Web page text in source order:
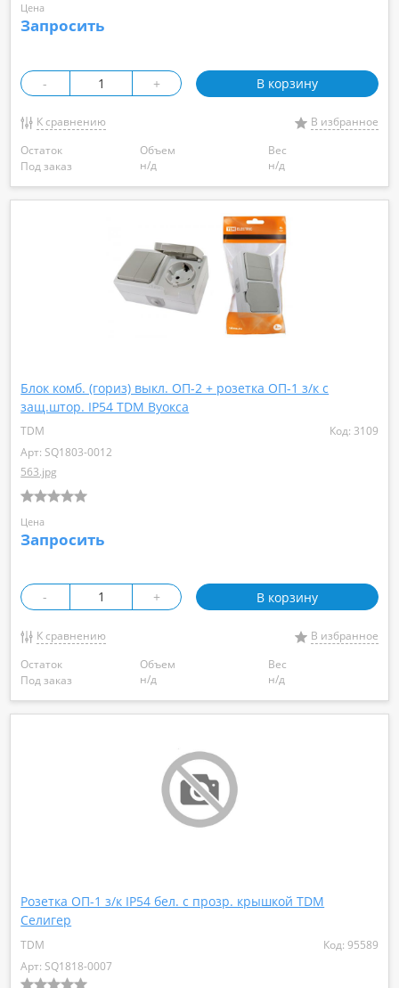
Цена
Запросить
- + В корзину
К сравнению
В избранное
Остаток
Под заказ
Объем
н/д
Вес
н/д
Блок комб. (гориз) выкл. ОП-2 + розетка ОП-1 з/к с
защ.штор. IP54 TDM Вуокса
TDM
Код: 3109
Арт: SQ1803-0012
563.jpg
Цена
Запросить
- + В корзину
К сравнению
В избранное
Остаток
Под заказ
Объем
н/д
Вес
н/д
Розетка ОП-1 з/к IP54 бел. с прозр. крышкой TDM
Селигер
TDM
Код: 95589
Арт: SQ1818-0007